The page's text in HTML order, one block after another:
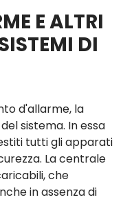
E ALTRI
DI
d'allarme, la
sistema. In essa
tutti gli apparati
La centrale
che
in assenza di